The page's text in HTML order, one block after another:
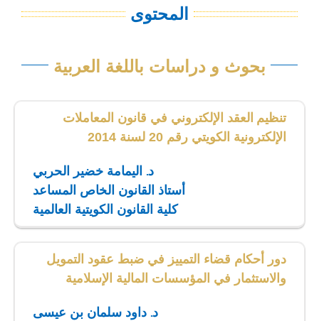
المحتوى
بحوث و دراسات باللغة العربية
تنظيم العقد الإلكتروني في قانون المعاملات
الإلكترونية الكويتي رقم 20 لسنة 2014
د. اليمامة خضير الحربي
أستاذ القانون الخاص المساعد
كلية القانون الكويتية العالمية
دور أحكام قضاء التمييز في ضبط عقود التمويل
والاستثمار في المؤسسات المالية الإسلامية
د. داود سلمان بن عيسى